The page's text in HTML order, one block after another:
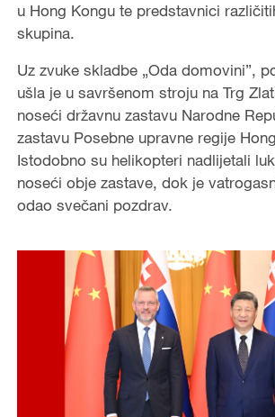
u Hong Kongu te predstavnici
skupina.
Uz zvuke skladbe „Oda domovini”,
ušla je u savršenom stroju na Trg
noseći državnu zastavu Narodne
zastavu Posebne upravne regije
Istodobno su helikopteri nadlijetali
noseći obje zastave, dok je
odao svečani pozdrav.